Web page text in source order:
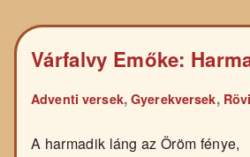
Várfalvy Emőke:
Adventi versek,Gyerekversek,
A harmadik láng az Öröm fénye,